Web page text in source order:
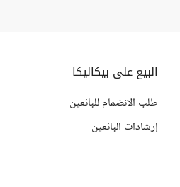
البيع على بيكاليكا
طلب الانضمام للبائعين
إرشادات البائعين